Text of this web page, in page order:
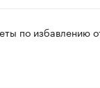
по избавлению